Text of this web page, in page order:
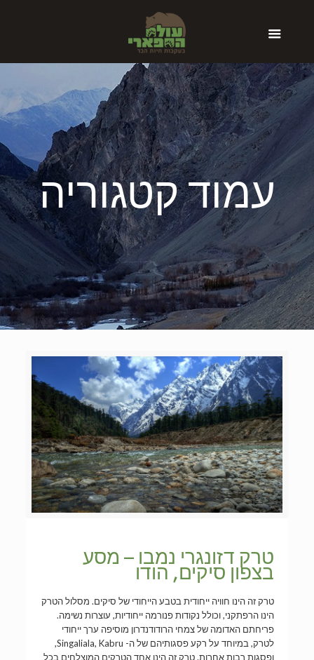
עמוד קטגוריה
טרק דזונגרי נמבו – מסע
בצפון סיקים, הודו
טרק זה הינו חוויה ייחודית בטבע הייחודי של סיקים. מסלול הטרק
הינו הרפתקני, וכולל נקודות פנורמה ייחודיות, עוצרות נשימה.
פריחתם האדומה של צמחי הרודודנדרון מוסיפה ערך ייחודי
לטרק, במיוחד על רקע פסגותיהם של ה- Singaliala, Kabru,
ופסגות רבות אחרות. טרק זה הינו אחד הטרקים המוצלחים בכל